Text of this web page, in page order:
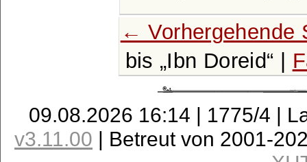
← Vorhergehende
bis
Ibn Doreid |
09.08.2026 16:14 | 1775/4 |
v3.11.00 | Betreut von 2001-